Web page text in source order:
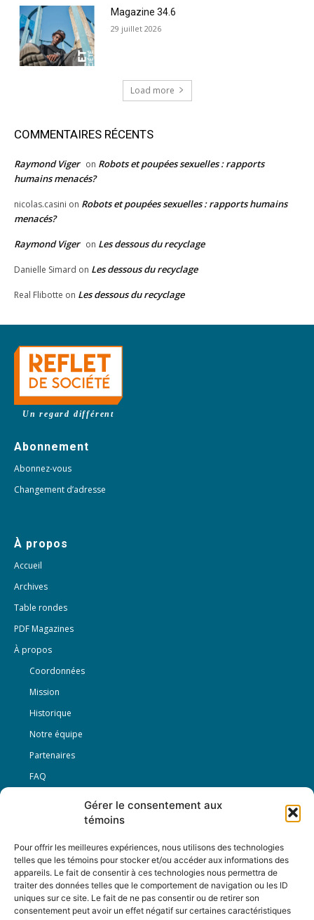
Gérer le consentement aux
témoins
Pour offrir les meilleures expériences, nous utilisons des technologies
telles que les témoins pour stocker et/ou accéder aux informations des
appareils. Le fait de consentir à ces technologies nous permettra de
traiter des données telles que le comportement de navigation ou les ID
uniques sur ce site. Le fait de ne pas consentir ou de retirer son
consentement peut avoir un effet négatif sur certaines caractéristiques
Magazine 34.6
29 juillet 2026
Load more
COMMENTAIRES RÉCENTS
Raymond Viger on Robots et poupées sexuelles : rapports
humains menacés?
nicolas.casini on Robots et poupées sexuelles : rapports humains
menacés?
Raymond Viger on Les dessous du recyclage
Danielle Simard on Les dessous du recyclage
Real Flibotte on Les dessous du recyclage
Un regard différent
Abonnement
Abonnez-vous
Changement d’adresse
À propos
Accueil
Archives
Table rondes
PDF Magazines
À propos
Coordonnées
Mission
Historique
Notre équipe
Partenaires
FAQ
Conditions générales
Nous Suivre